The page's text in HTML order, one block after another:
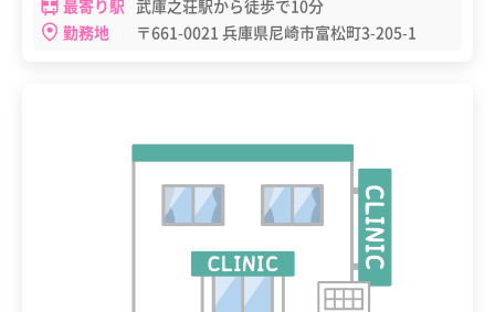
最寄り駅 武庫之荘駅から徒歩で10分
勤務地
〒661-0021 兵庫県尼崎市富松町3-205-1